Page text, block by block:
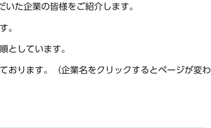
た企業の皆様をご紹介します。
。
としています。
おります。（企業名をクリックするとページが変わ